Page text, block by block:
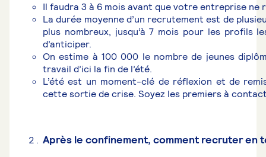
Il faudra 3 à 6 mois avant que votre entreprise ne
La durée moyenne d’un recrutement est de
plus nombreux, jusqu’à 7 mois pour les profils
d’anticiper.
On estime à 100 000 le nombre de jeunes
travail d’ici la fin de l’été.
L’été est un moment-clé de réflexion et de
cette sortie de crise. Soyez les premiers à
Après le confinement, comment recruter en